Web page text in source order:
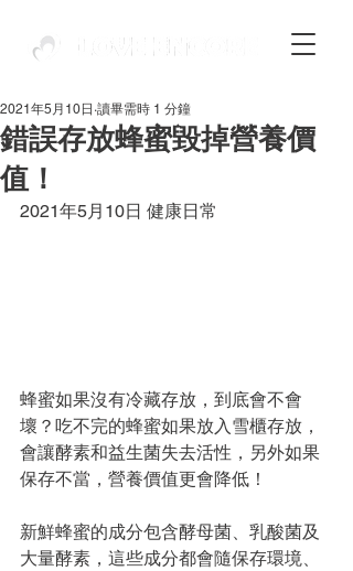
錯誤存放蜂蜜毀掉營養價
值！
2021年5月10日 讀畢需時 1 分鐘
2021年5月10日 健康日常
蜂蜜如果沒有冷藏存放，到底會不會
壞？吃不完的蜂蜜如果放入雪櫃存放，
會讓酵素和益生菌失去活性，另外如果
保存不當，營養價值更會降低！
新鮮蜂蜜的成分包含酵母菌、乳酸菌及
大量酵素，這些成分都會隨保存環境、